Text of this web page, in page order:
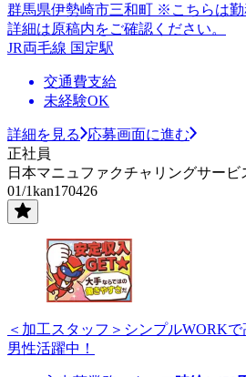
群馬県伊勢崎市三和町 ※こちらは勤
詳細は原稿内をご確認ください。
JR両毛線 国定駅
交通費支給
未経験OK
詳細を見る
応募画面に進む
正社員
日本マニュファクチャリングサービ
01/1kan170426
＜加工スタッフ＞シンプルWORK
男性活躍中！